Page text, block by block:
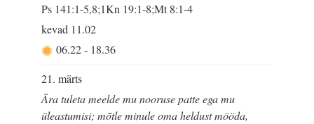
Ps 141:1-5,8;1Kn 19:1-8;Mt 8:1-4
kevad 11.02
06.22- 18.36
21. märts
Ära tuleta meelde mu nooruse patte ega mu
üleastumisi; mõtle minule oma heldust mööda,